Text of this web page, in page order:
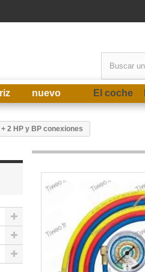
nuevo El coche
2 HP y BP conexiones